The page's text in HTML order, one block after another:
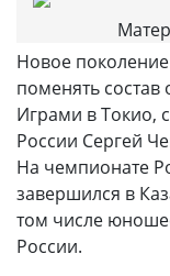
Новое
поменять
Играми в Токио,
России Сергей
На чемпионате
завершился в
том числе
России.